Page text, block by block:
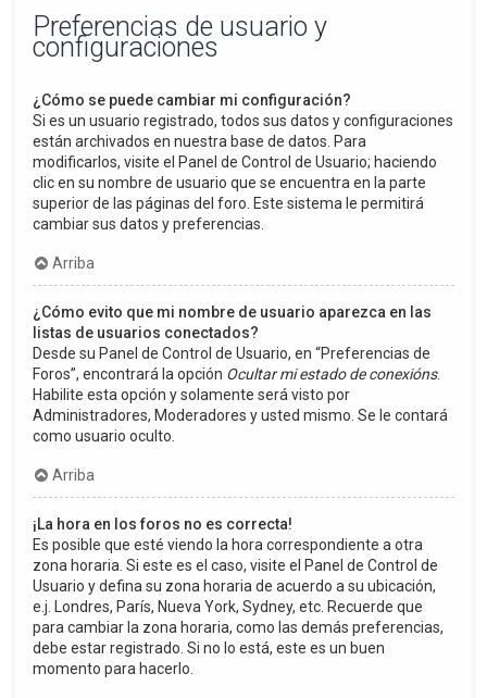
Preferencias de usuario y
configuraciones
¿Cómo se puede cambiar mi configuración?
Si es un usuario registrado, todos sus datos y configuraciones
están archivados en nuestra base de datos. Para
modificarlos, visite el Panel de Control de Usuario; haciendo
clic en su nombre de usuario que se encuentra en la parte
superior de las páginas del foro. Este sistema le permitirá
cambiar sus datos y preferencias.
Arriba
¿Cómo evito que mi nombre de usuario aparezca en las
listas de usuarios conectados?
Desde su Panel de Control de Usuario, en “Preferencias de
Foros”, encontrará la opción Ocultar mi estado de conexións.
Habilite esta opción y solamente será visto por
Administradores, Moderadores y usted mismo. Se le contará
como usuario oculto.
Arriba
¡La hora en los foros no es correcta!
Es posible que esté viendo la hora correspondiente a otra
zona horaria. Si este es el caso, visite el Panel de Control de
Usuario y defina su zona horaria de acuerdo a su ubicación,
e.j. Londres, París, Nueva York, Sydney, etc. Recuerde que
para cambiar la zona horaria, como las demás preferencias,
debe estar registrado. Si no lo está, este es un buen
momento para hacerlo.